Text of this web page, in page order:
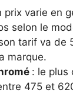
prix varie en
selon le
tarif va de
marque.
: le plus
475 et